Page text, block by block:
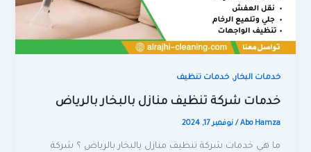
خدمات البخار,خدمات تنظيف
خدمات شركة تنظيف منازل بالبخار بالرياض
Abo Hamza
/نوفمبر 17, 2024
ما هي خدمات شركة تنظيف منازل بالبخار بالرياض ؟ شركة